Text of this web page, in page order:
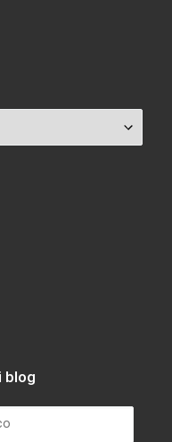
blog